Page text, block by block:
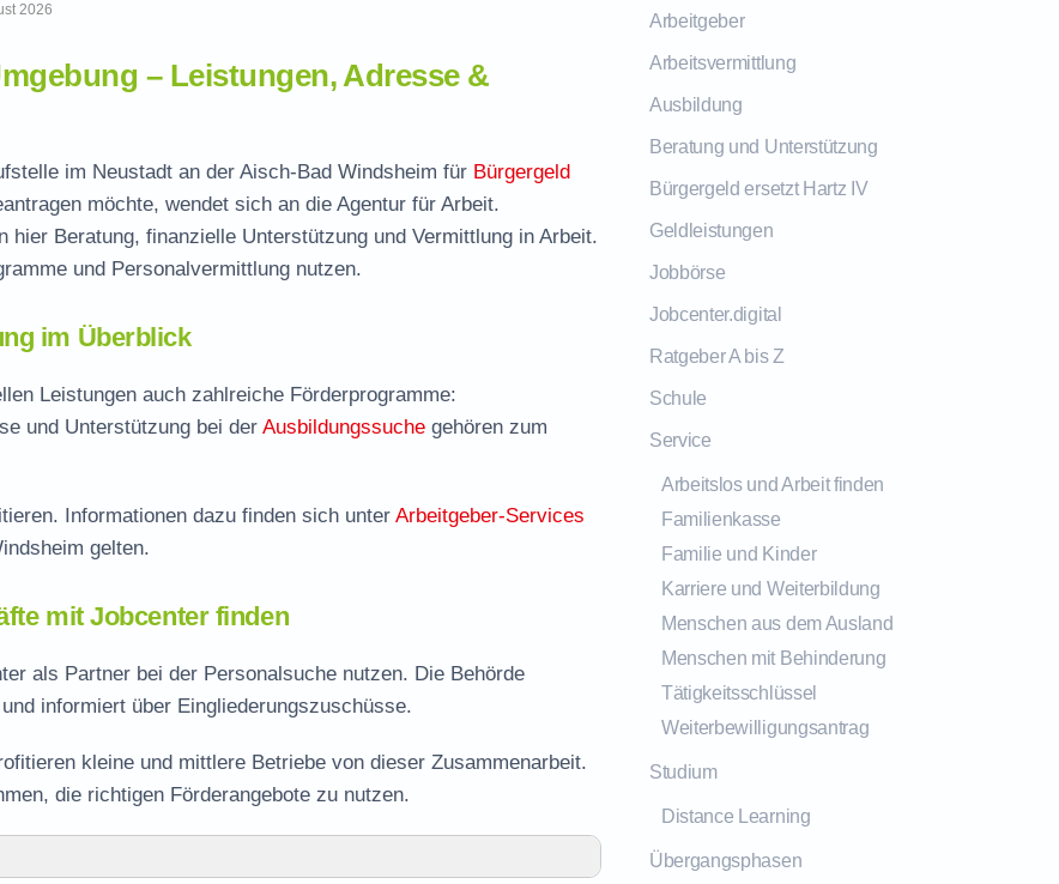
2026
– Leistungen, Adresse &
im Neustadt an der Aisch-Bad Windsheim für Bürgergeld
möchte, wendet sich an die Agentur für Arbeit.
Beratung, finanzielle Unterstützung und Vermittlung in Arbeit.
und Personalvermittlung nutzen.
im Überblick
Leistungen auch zahlreiche Förderprogramme:
und Unterstützung bei der Ausbildungssuche gehören zum
Informationen dazu finden sich unter Arbeitgeber-Services
gelten.
mit Jobcenter finden
als Partner bei der Personalsuche nutzen. Die Behörde
informiert über Eingliederungszuschüsse.
kleine und mittlere Betriebe von dieser Zusammenarbeit.
die richtigen Förderangebote zu nutzen.
Arbeitgeber
Arbeitsvermittlung
Ausbildung
Beratung und Unterstützung
Bürgergeld ersetzt Hartz IV
Geldleistungen
Jobbörse
Jobcenter.digital
Ratgeber A bis Z
Schule
Service
Arbeitslos und Arbeit finden
Familienkasse
Familie und Kinder
Karriere und Weiterbildung
Menschen aus dem Ausland
Menschen mit Behinderung
Tätigkeitsschlüssel
Weiterbewilligungsantrag
Studium
Distance Learning
Übergangsphasen